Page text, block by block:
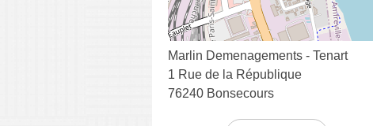
Marlin Demenagements - Tenart
1 Rue de la République
76240 Bonsecours